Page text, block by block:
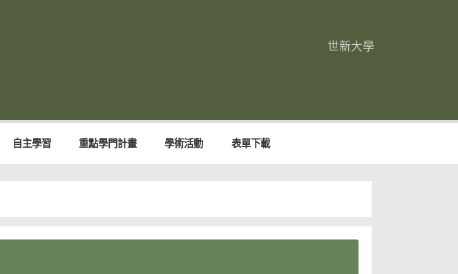
世新大學
自主學習 重點學門計畫 學術活動 表單下載